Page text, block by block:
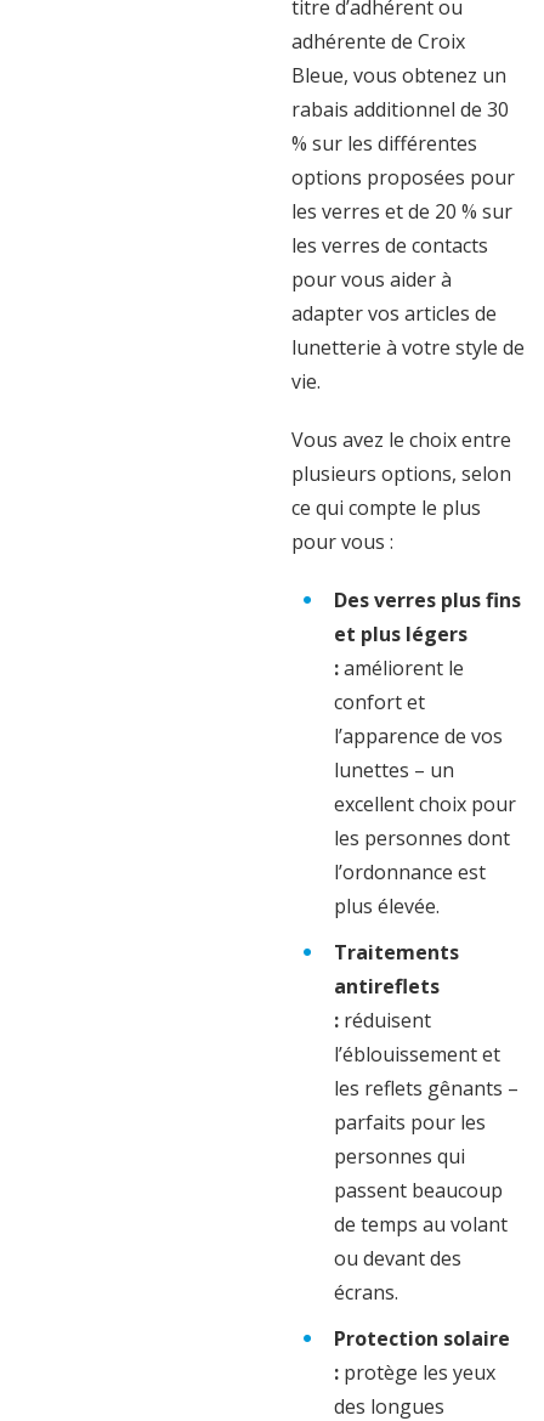
titre d’adhérent ou
adhérente de Croix
Bleue, vous obtenez un
rabais additionnel de 30
% sur les différentes
options proposées pour
les verres et de 20 % sur
les verres de contacts
pour vous aider à
adapter vos articles de
lunetterie à votre style de
vie.
Vous avez le choix entre
plusieurs options, selon
ce qui compte le plus
pour vous :
Des verres plus fins
et plus légers
:améliorent le
confort et
l’apparence de vos
lunettes – un
excellent choix pour
les personnes dont
l’ordonnance est
plus élevée.
Traitements
antireflets
: réduisent
l’éblouissement et
les reflets gênants –
parfaits pour les
personnes qui
passent beaucoup
de temps au volant
ou devant des
écrans.
Protection solaire
: protège les yeux
des longues